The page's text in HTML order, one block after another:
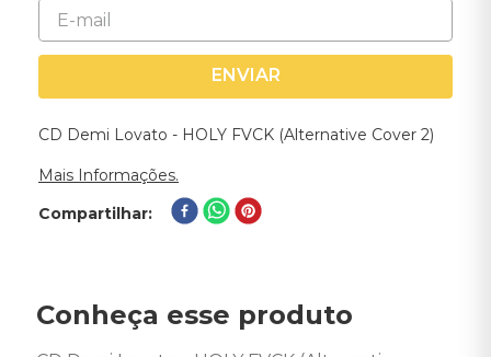
ENVIAR
CD Demi Lovato - HOLY FVCK (Alternative Cover 2)
Mais Informações.
Compartilhar
Conheça esse produto